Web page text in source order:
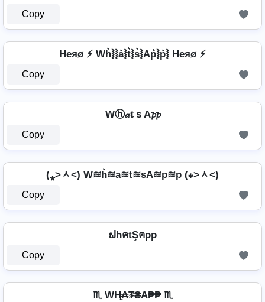
Copy
Heяø ⚡ Wh͛⦚⦚a͛⦚t͛⦚s͛⦚Ap͛⦚p͛⦚ Heяø ⚡
Copy
Wⓗ𝒶𝐭ｓA𝓹𝓹
Copy
(⁎˃ᆺ˂) W≋h͛≋a≋t≋sA≋p≋p (⁎˃ᆺ˂)
Copy
ຟhคtŞคpp
Copy
♏ WⱧ̼₳₮₴A₱₱ ♏